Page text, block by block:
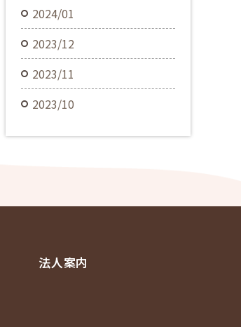
2024/01
2023/12
2023/11
2023/10
法人案内